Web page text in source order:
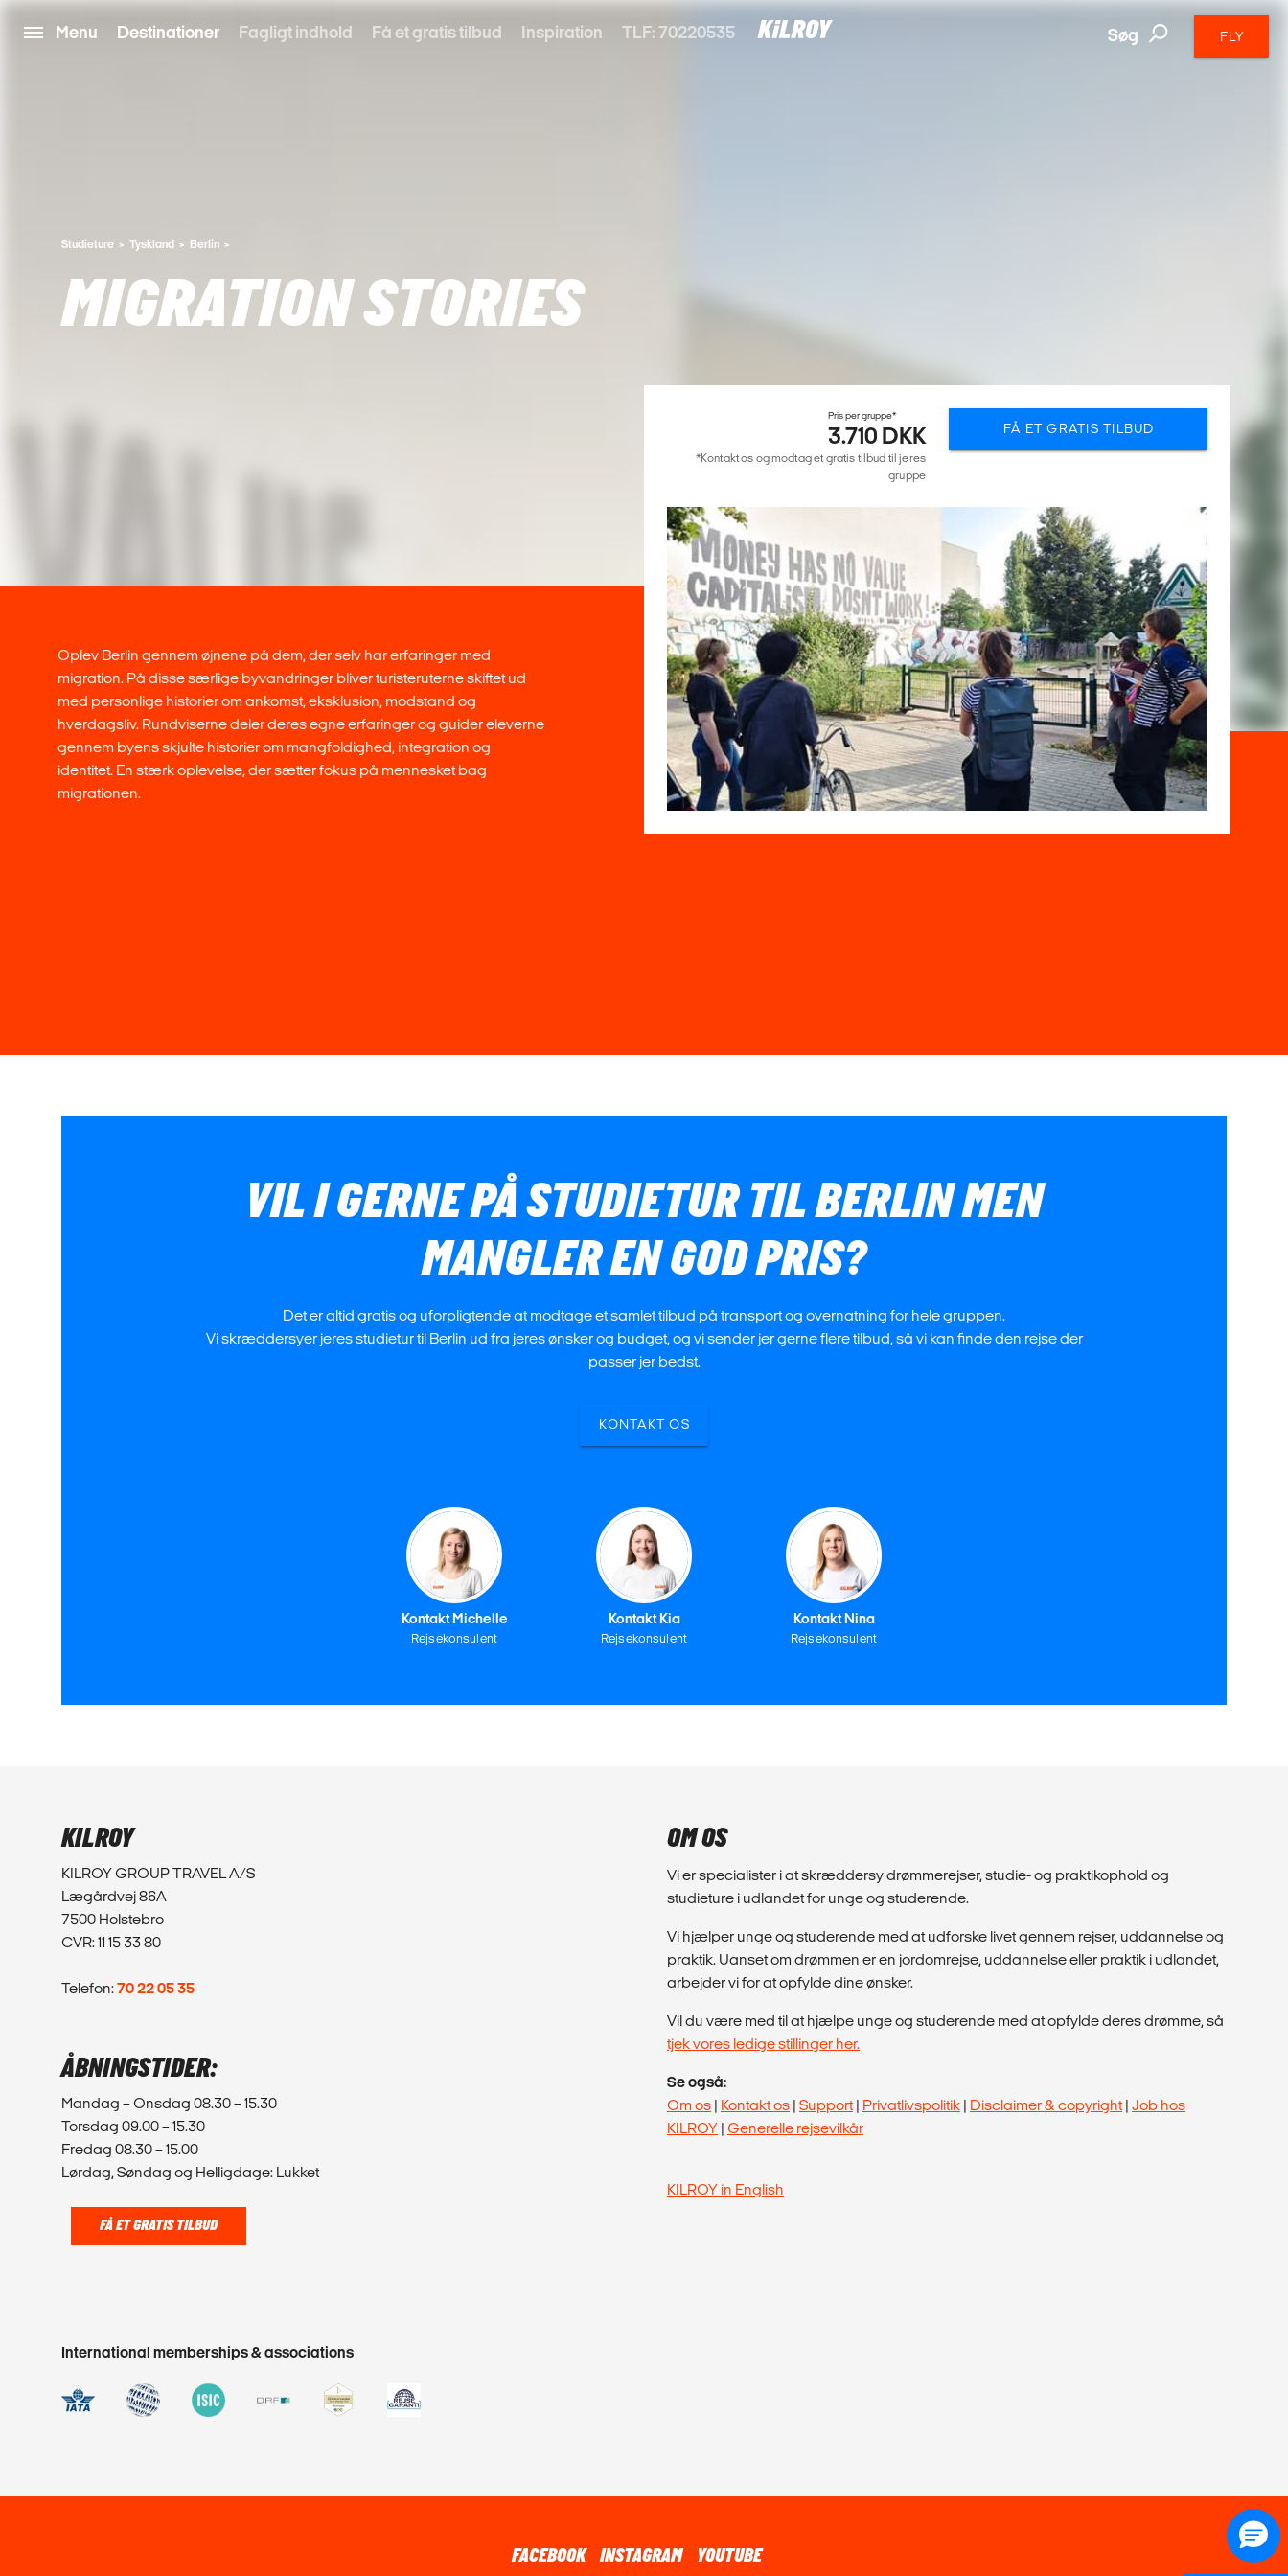
Menu Destinationer Fagligt indhold Få et gratis tilbud Inspiration TLF: 70220535 Søg FLY
Studieture Tyskland Berlin
MIGRATION STORIES
Oplev Berlin gennem øjnene på dem, der selv har erfaringer med
migration. På disse særlige byvandringer bliver turisteruterne skiftet ud
med personlige historier om ankomst, eksklusion, modstand og
hverdagsliv. Rundviserne deler deres egne erfaringer og guider eleverne
gennem byens skjulte historier om mangfoldighed, integration og
identitet. En stærk oplevelse, der sætter fokus på mennesket bag
migrationen.
Pris per gruppe*
3.710 DKK
*Kontakt os og modtag et gratis tilbud til jeres
gruppe
FÅ ET GRATIS TILBUD
VIL I GERNE PÅ STUDIETUR TIL BERLIN MEN
MANGLER EN GOD PRIS?
Det er altid gratis og uforpligtende at modtage et samlet tilbud på transport og overnatning for hele gruppen.
Vi skræddersyer jeres studietur til Berlin ud fra jeres ønsker og budget, og vi sender jer gerne flere tilbud, så vi kan finde den rejse der
passer jer bedst.
KONTAKT OS
Kontakt Michelle
Rejsekonsulent
Kontakt Kia
Rejsekonsulent
Kontakt Nina
Rejsekonsulent
KILROY
KILROY GROUP TRAVEL A/S
Lægårdvej 86A
7500 Holstebro
CVR: 11 15 33 80
Telefon:70 22 05 35
ÅBNINGSTIDER:
Mandag – Onsdag 08.30 – 15.30
Torsdag 09.00 – 15.30
Fredag 08.30 – 15.00
Lørdag, Søndag og Helligdage: Lukket
FÅ ET GRATIS TILBUD
OM OS
Vi er specialister i at skræddersy drømmerejser, studie- og praktikophold og
studieture i udlandet for unge og studerende.
Vi hjælper unge og studerende med at udforske livet gennem rejser, uddannelse og
praktik. Uanset om drømmen er en jordomrejse, uddannelse eller praktik i udlandet,
arbejder vi for at opfylde dine ønsker.
Vil du være med til at hjælpe unge og studerende med at opfylde deres drømme, så
tjek vores ledige stillinger her.
Se også:
Om os | Kontakt os | Support| Privatlivspolitik | Disclaimer & copyright| Job hos
KILROY | Generelle rejsevilkår
KILROY in English
International memberships & associations
FACEBOOK INSTAGRAM YOUTUBE